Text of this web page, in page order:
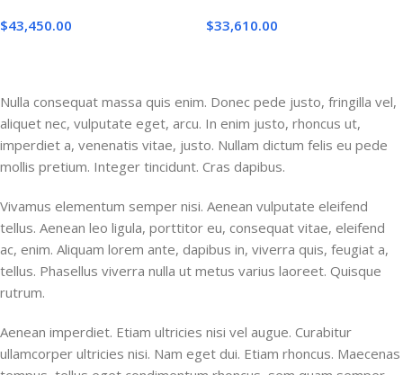
$43,450.00
$33,610.00
Nulla consequat massa quis enim. Donec pede justo, fringilla vel,
aliquet nec, vulputate eget, arcu. In enim justo, rhoncus ut,
imperdiet a, venenatis vitae, justo. Nullam dictum felis eu pede
mollis pretium. Integer tincidunt. Cras dapibus.
Vivamus elementum semper nisi. Aenean vulputate eleifend
tellus. Aenean leo ligula, porttitor eu, consequat vitae, eleifend
ac, enim. Aliquam lorem ante, dapibus in, viverra quis, feugiat a,
tellus. Phasellus viverra nulla ut metus varius laoreet. Quisque
rutrum.
Aenean imperdiet. Etiam ultricies nisi vel augue. Curabitur
ullamcorper ultricies nisi. Nam eget dui. Etiam rhoncus. Maecenas